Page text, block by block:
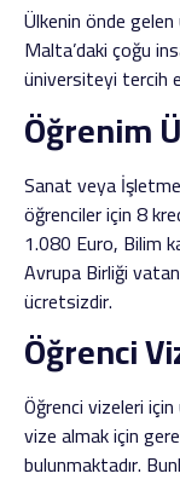
Ülkenin önde
Malta’daki çoğu
üniversiteyi tercih
Öğrenim
Sanat veya
öğrenciler için 8
1.080 Euro, Bilim
Avrupa Birliği
ücretsizdir.
Öğrenci
Öğrenci vizeleri
vize almak için
bulunmaktadır.